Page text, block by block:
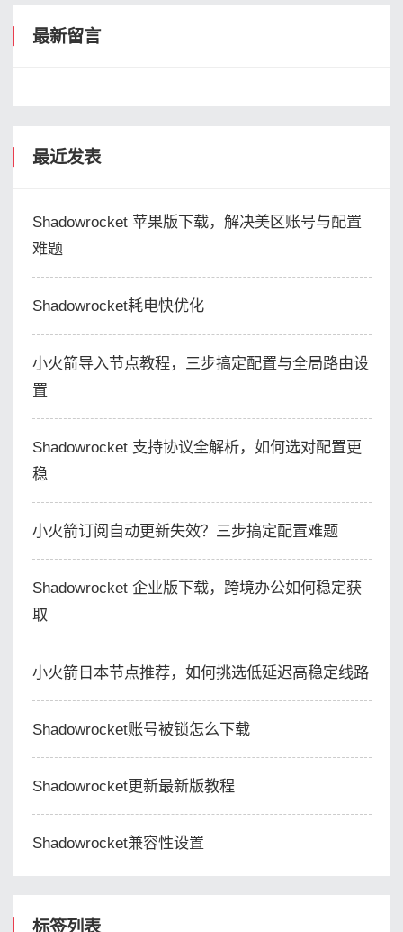
最新留言
最近发表
Shadowrocket 苹果版下载，解决美区账号与配置
难题
Shadowrocket耗电快优化
小火箭导入节点教程，三步搞定配置与全局路由设
置
Shadowrocket 支持协议全解析，如何选对配置更
稳
小火箭订阅自动更新失效？三步搞定配置难题
Shadowrocket 企业版下载，跨境办公如何稳定获
取
小火箭日本节点推荐，如何挑选低延迟高稳定线路
Shadowrocket账号被锁怎么下载
Shadowrocket更新最新版教程
Shadowrocket兼容性设置
标签列表